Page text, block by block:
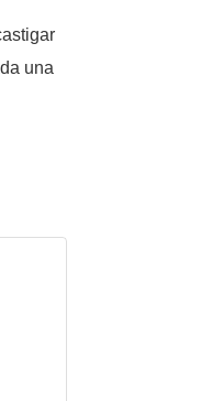
una